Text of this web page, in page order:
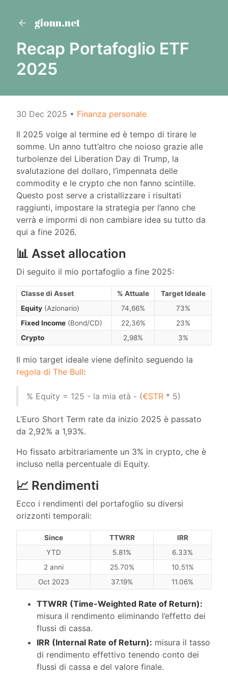
gionn.net
Recap Portafoglio ETF
2025
30 Dec 2025 • Finanza personale
Il 2025 volge al termine ed è tempo di tirare le
somme. Un anno tutt’altro che noioso grazie alle
turbolenze del Liberation Day di Trump, la
svalutazione del dollaro, l’impennata delle
commodity e le crypto che non fanno scintille.
Questo post serve a cristallizzare i risultati
raggiunti, impostare la strategia per l’anno che
verrà e impormi di non cambiare idea su tutto da
qui a fine 2026.
📊 Asset allocation
Di seguito il mio portafoglio a fine 2025:
Classe di Asset % Attuale
Target Ideale
Equity (Azionario) 74,66%
73%
Fixed Income (Bond/CD) 22,36%
23%
Crypto
2,98% 3%
Il mio target ideale viene definito seguendo la
regola di The Bull:
% Equity = 125 - la mia età - (€STR * 5)
L’Euro Short Term rate da inizio 2025 è passato
da 2,92% a 1,93%.
Ho fissato arbitrariamente un 3% in crypto, che è
incluso nella percentuale di Equity.
📈 Rendimenti
Ecco i rendimenti del portafoglio su diversi
orizzonti temporali:
Since TTWRR
IRR
YTD
5.81%
6.33%
2 anni
25.70%
10.51%
Oct 2023
37.19% 11.06%
TTWRR (Time-Weighted Rate of Return):
misura il rendimento eliminando l’effetto dei
flussi di cassa.
IRR (Internal Rate of Return): misura il tasso
di rendimento effettivo tenendo conto dei
flussi di cassa e del valore finale.